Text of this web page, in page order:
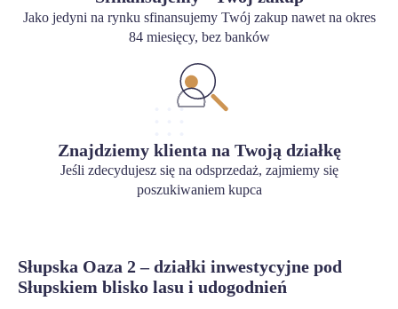
Jako jedyni na rynku sfinansujemy Twój zakup nawet na okres
84 miesięcy, bez banków
Znajdziemy klienta na Twoją działkę
Jeśli zdecydujesz się na odsprzedaż, zajmiemy się
poszukiwaniem kupca
Słupska Oaza 2 – działki inwestycyjne pod
Słupskiem blisko lasu i udogodnień